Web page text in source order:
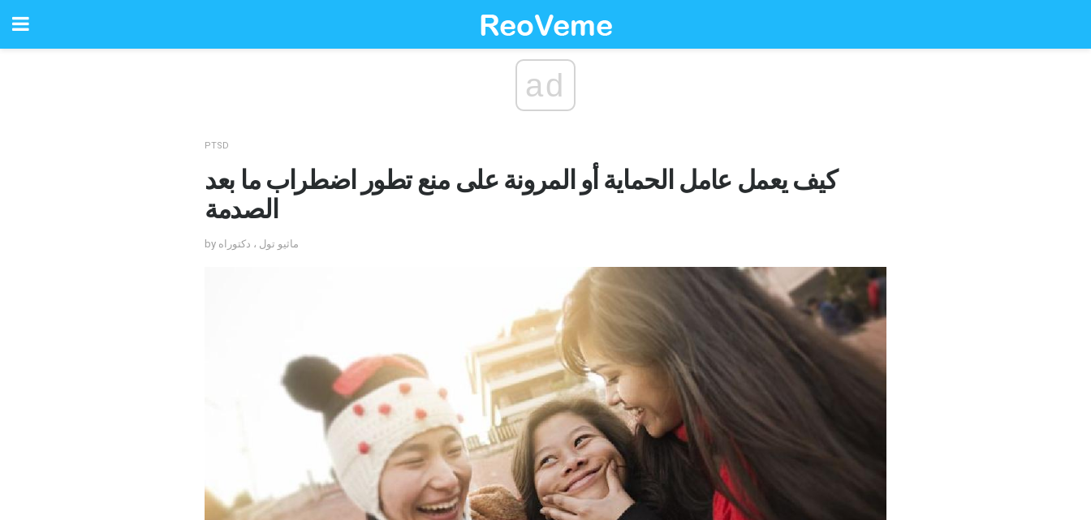
ad
PTSD
كيف يعمل عامل الحماية أو المرونة على منع تطور اضطراب ما بعد
الصدمة
by ماثيو تول ، دكتوراه